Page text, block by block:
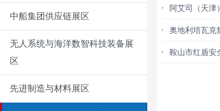
中船集团供应链展区
无人系统与海洋数智科技装备展
区
先进制造与材料展区
阿艾司（天津
奥地利培瓦克
鞍山市红盾安